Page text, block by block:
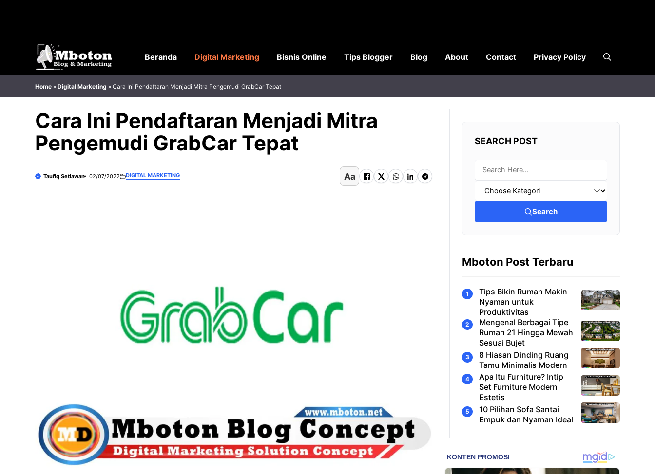
Beranda Digital Marketing Bisnis Online Tips Blogger Blog About Contact Privacy Policy
Home » Digital Marketing » Cara Ini Pendaftaran Menjadi Mitra Pengemudi GrabCar Tepat
Cara Ini Pendaftaran Menjadi Mitra
Pengemudi GrabCar Tepat
Taufiq Setiawan 02/07/2022 DIGITAL MARKETING Aa
SEARCH POST
Search
Mboton Post Terbaru
Tips Bikin Rumah Makin
Nyaman untuk
Produktivitas
Mengenal Berbagai Tipe
Rumah 21 Hingga Mewah
Sesuai Bujet
8 Hiasan Dinding Ruang
Tamu Minimalis Modern
Apa Itu Furniture? Intip
Set Furniture Modern
Estetis
10 Pilihan Sofa Santai
Empuk dan Nyaman Ideal